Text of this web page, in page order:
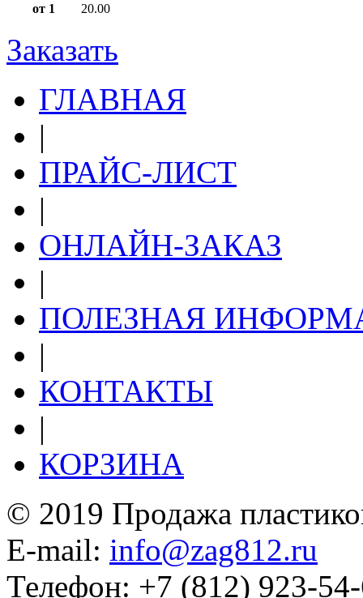
от 1
20.00
Заказать
ГЛАВНАЯ
|
ПРАЙС-ЛИСТ
|
ОНЛАЙН-ЗАКАЗ
|
ПОЛЕЗНАЯ
|
КОНТАКТЫ
|
КОРЗИНА
© 2019 Продажа
E-mail: info@zag812.ru
Телефон: +7 (812) 923-